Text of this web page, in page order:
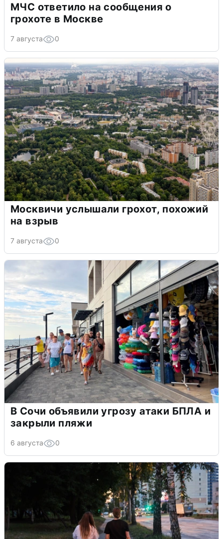
МЧС ответило на сообщения о
грохоте в Москве
7 августа 0
Москвичи услышали грохот, похожий
на взрыв
7 августа 0
В Сочи объявили угрозу атаки БПЛА и
закрыли пляжи
6 августа 0